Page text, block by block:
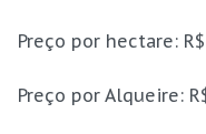
Preço por hectare:
Preço por Alqueire: